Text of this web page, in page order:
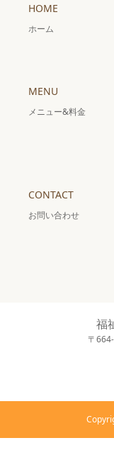
HOME
ホーム
MENU
メニュー&料金
CONTACT
お問い合わせ
福
〒